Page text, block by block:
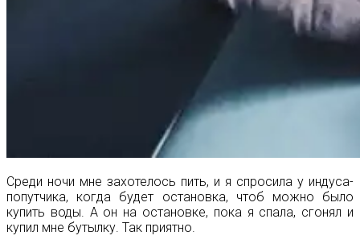
Среди ночи мне захотелось пить, и я спросила у индуса-
попутчика, когда будет остановка, чтоб можно было
купить воды. А он на остановке, пока я спала, сгонял и
купил мне бутылку. Так приятно.